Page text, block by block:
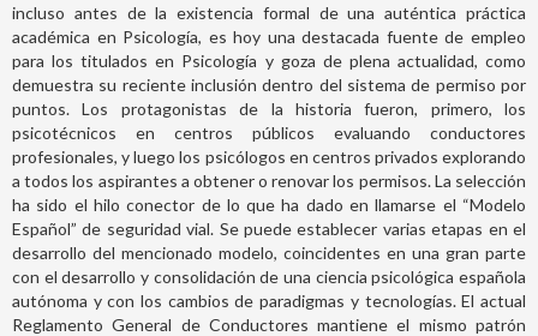
incluso antes de la existencia formal de una auténtica práctica
académica en Psicología, es hoy una destacada fuente de empleo
para los titulados en Psicología y goza de plena actualidad, como
demuestra su reciente inclusión dentro del sistema de permiso por
puntos. Los protagonistas de la historia fueron, primero, los
psicotécnicos en centros públicos evaluando conductores
profesionales, y luego los psicólogos en centros privados explorando
a todos los aspirantes a obtener o renovar los permisos. La selección
ha sido el hilo conector de lo que ha dado en llamarse el “Modelo
Español” de seguridad vial. Se puede establecer varias etapas en el
desarrollo del mencionado modelo, coincidentes en una gran parte
con el desarrollo y consolidación de una ciencia psicológica española
autónoma y con los cambios de paradigmas y tecnologías. El actual
Reglamento General de Conductores mantiene el mismo patrón